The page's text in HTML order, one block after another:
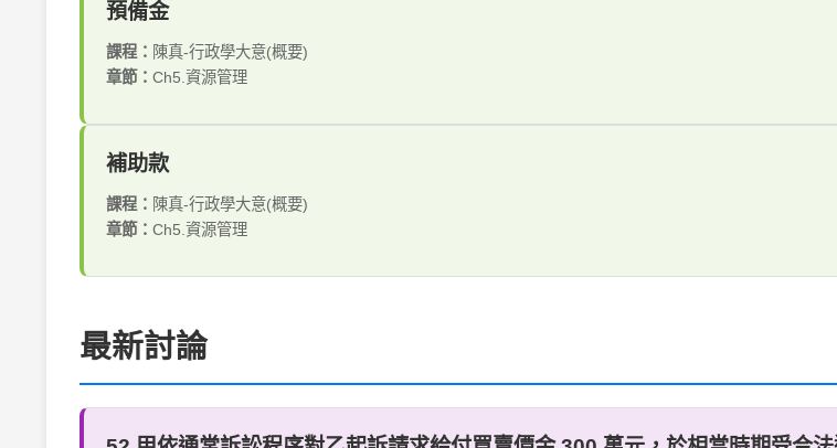
預備金
課程： 陳真-行政學大意(概要)
章節： Ch5.資源管理
補助款
課程： 陳真-行政學大意(概要)
章節： Ch5.資源管理
最新討論